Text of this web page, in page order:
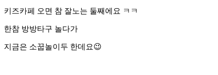
키즈카페 오면 참 잘노는 둘째에요 ㅋㅋ
한참 방방타구 놀다가
지금은 소꿉놀이두 한데요😉